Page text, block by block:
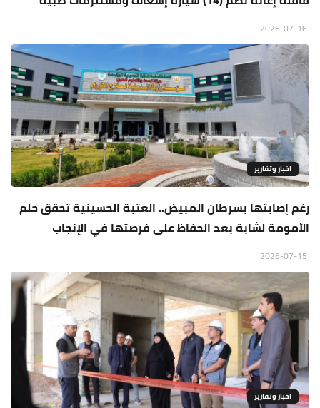
اخبار وتقارير
رغم إصابتها بسرطان المبيض.. العتبة الحسينية تحقق حلم
الأمومة لشابة بعد الحفاظ على فرصتها في الإنجاب
اخبار وتقارير